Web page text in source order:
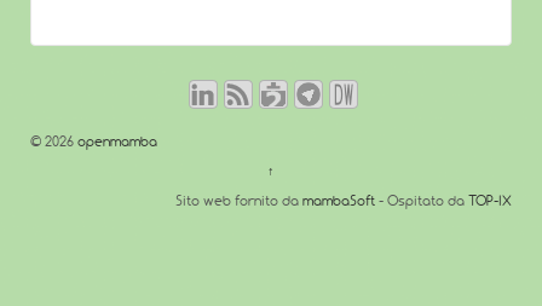
© 2026 openmamba
↑
Sito web fornito da mambaSoft - Ospitato da TOP-IX